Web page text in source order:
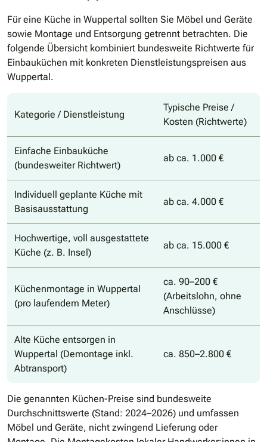
Für eine Küche in Wuppertal sollten Sie Möbel und Geräte
sowie Montage und Entsorgung getrennt betrachten. Die
folgende Übersicht kombiniert bundesweite Richtwerte für
Einbauküchen mit konkreten Dienstleistungspreisen aus
Wuppertal.
Kategorie / Dienstleistung
Typische Preise /
Kosten (Richtwerte)
Einfache Einbauküche
(bundesweiter Richtwert)
ab ca. 1.000 €
Individuell geplante Küche mit
Basisausstattung
ab ca. 4.000 €
Hochwertige, voll ausgestattete
Küche (z. B. Insel)
ab ca. 15.000 €
Küchenmontage in Wuppertal
(pro laufendem Meter)
ca. 90–200 €
(Arbeitslohn, ohne
Anschlüsse)
Alte Küche entsorgen in
Wuppertal (Demontage inkl.
Abtransport)
ca. 850–2.800 €
Die genannten Küchen-Preise sind bundesweite
Durchschnittswerte (Stand: 2024–2026) und umfassen
Möbel und Geräte, nicht zwingend Lieferung oder